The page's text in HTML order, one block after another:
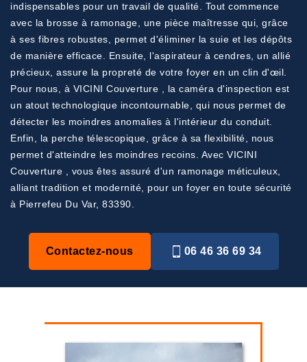
indispensables pour un travail de qualité. Tout commence
avec la brosse à ramonage, une pièce maîtresse qui, grâce
à ses fibres robustes, permet d'éliminer la suie et les dépôts
de manière efficace. Ensuite, l'aspirateur à cendres, un allié
précieux, assure la propreté de votre foyer en un clin d'œil.
Pour nous, à VICINI Couverture , la caméra d'inspection est
un atout technologique incontournable, qui nous permet de
détecter les moindres anomalies à l'intérieur du conduit.
Enfin, la perche télescopique, grâce à sa flexibilité, nous
permet d'atteindre les moindres recoins. Avec VICINI
Couverture , vous êtes assuré d'un ramonage méticuleux,
alliant tradition et modernité, pour un foyer en toute sécurité
à Pierrefeu Du Var, 83390.
Contactez-nous 06 46 36 69 34